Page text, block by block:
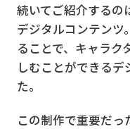
続いてご紹介するの
デジタルコンテンツ
ることで、キャラク
しむことができる
た。
この制作で重要だ